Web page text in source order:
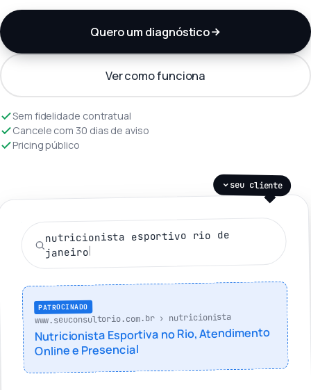
Quero um diagnóstico
Ver como funciona
Sem fidelidade contratual
Cancele com 30 dias de aviso
Pricing público
seu cliente
nutricionista esportivo rio de
janeiro
PATROCINADO
www.seuconsultorio.com.br › nutricionista
Nutricionista Esportiva no Rio, Atendimento
Online e Presencial